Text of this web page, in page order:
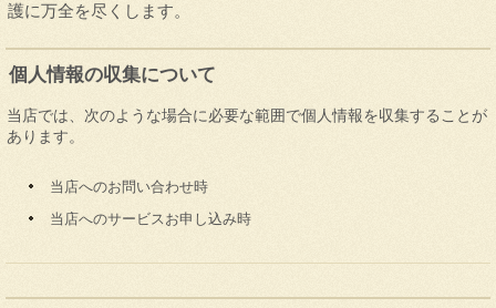
護に万全を尽くします。
個人情報の収集について
当店では、次のような場合に必要な範囲で個人情報を収集することが
あります。
当店へのお問い合わせ時
当店へのサービスお申し込み時